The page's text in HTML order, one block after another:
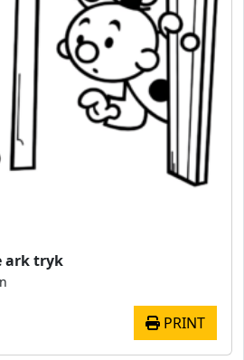
ark tryk
PRINT